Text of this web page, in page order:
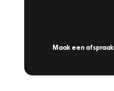
Maak een afspraak